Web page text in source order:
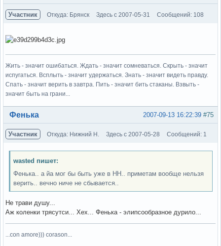
Участник Откуда: Брянск Здесь с 2007-05-31 Сообщений: 108
Жить - значит ошибаться. Ждать - значит сомневаться. Скрыть - значит
испугаться. Всплыть - значит удержаться. Знать - значит видеть правду.
Спать - значит верить в завтра. Пить - значит бить стаканы. Взвыть -
значит быть на грани...
Вне форума #75
2007-09-13 16:22:39
Фенька
Участник Откуда: Нижний Н. Здесь с 2007-05-28 Сообщений: 1
wasted пишет:
Фенька.. а йа мог бы быть уже в НН.. приметам вообще нельзя
верить.. вечно ниче не сбывается..
Не трави душу...
Аж коленки трясутси... Хех... Фенька - элипсообразное дурило...
...con amore))) corason...